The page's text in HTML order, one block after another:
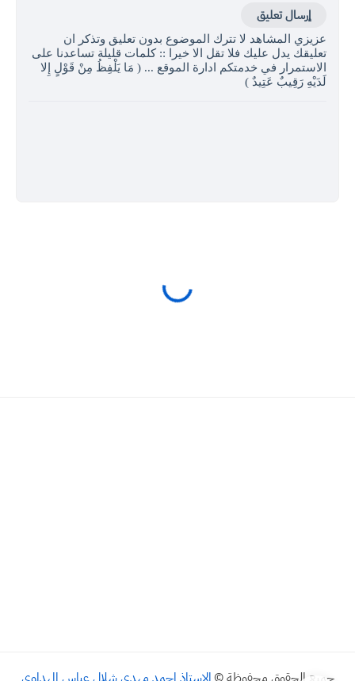
إرسال تعليق
عزيزي المشاهد لا تترك الموضوع بدون تعليق وتذكر ان
تعليقك يدل عليك فلا تقل الا خيرا :: كلمات قليلة تساعدنا على
الاستمرار في خدمتكم ادارة الموقع ... ( مَا يَلْفِظُ مِنْ قَوْلٍ إِلا
لَدَيْهِ رَقِيبٌ عَتِيدٌ )